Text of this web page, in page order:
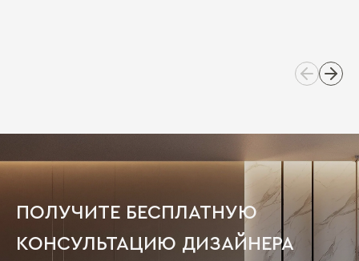
ПОЛУЧИТЕ БЕСПЛАТНУЮ
КОНСУЛЬТАЦИЮ ДИЗАЙНЕРА